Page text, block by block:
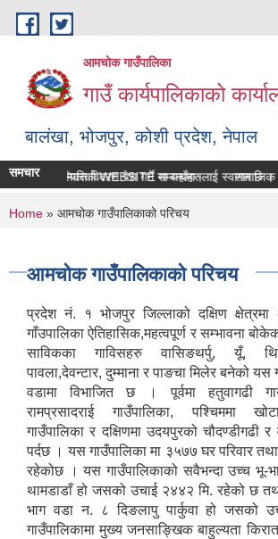
Skip to main content
आमचोक गाउँपालिका
गाउँ कार्यपालिकाको
बालंखा, भोजपुर, कोशी प्रदेश, नेपाल
गउँपालिकाको WEBSITE मा यहाँहरुलाई स्वागत छ ।
समचार सम्पत्ति विवरण पेश गर्ने सम्बन्धमा। सामाजिक
You are here
Home » आमचोक गाउँपालिकाको परिचय
आमचोक गाउँपालिकाको परिचय
प्रदेश नं. १ भोजपुर जिल्लाको दक्षिण
गाँउपालिका ऐतिहासिक,महत्वपूर्ण र सम्भावना
साविकका गाविसहरु वासिङथर्पु, यूँ,
पावला,देवन्टार, दुम्माना र पाङचा मिलेर बनेको यस
वडामा विभाजित छ । पूर्वमा हतुवागढी
रामप्रसादराई गाउँपालिका, पश्चिममा
गाउँपालिका र दक्षिणमा उदयपुरको चौदण्डीगढी
पर्दछ । यस गाउँपालिका मा ३५७७ घर परिवार
रहेकोछ । यस गाउँपालिकाको सवैभन्दा उच्च भू-
थामडाडाँ हो जसको उचाई २४४२ मि. रहेको छ
भाग वडा न‌. ८ दिङलापु पार्कुवा हो जसको
गाउँपालिकामा मुख्य जनसाङ्खिक बाहुल्यता